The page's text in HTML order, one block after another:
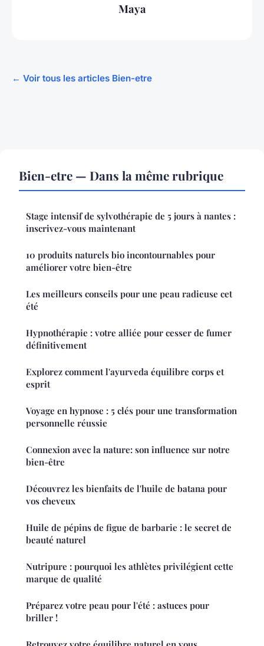
Maya
← Voir tous les articles Bien-etre
Bien-etre — Dans la même rubrique
Stage intensif de sylvothérapie de 5 jours à nantes :
inscrivez-vous maintenant
10 produits naturels bio incontournables pour
améliorer votre bien-être
Les meilleurs conseils pour une peau radieuse cet
été
Hypnothérapie : votre alliée pour cesser de fumer
définitivement
Explorez comment l'ayurveda équilibre corps et
esprit
Voyage en hypnose : 5 clés pour une transformation
personnelle réussie
Connexion avec la nature: son influence sur notre
bien-être
Découvrez les bienfaits de l'huile de batana pour
vos cheveux
Huile de pépins de figue de barbarie : le secret de
beauté naturel
Nutripure : pourquoi les athlètes privilégient cette
marque de qualité
Préparez votre peau pour l'été : astuces pour
briller !